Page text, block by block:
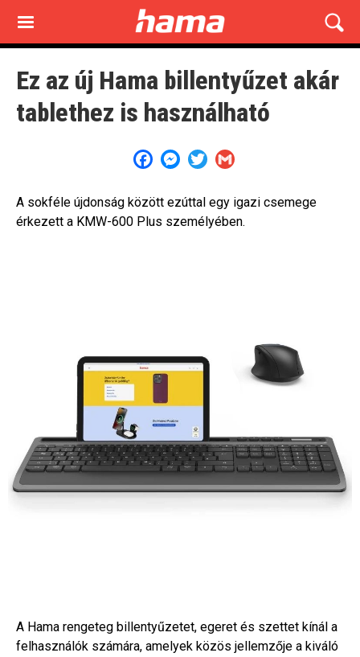
main
Ez az új Hama billentyűzet akár
tablethez is használható
FacebookMessenger
Twitter
A sokféle újdonság között ezúttal egy igazi csemege
érkezett a KMW-600 Plus személyében.
A Hama rengeteg billentyűzetet, egeret és szettet kínál a
felhasználók számára, amelyek közös jellemzője a kiváló